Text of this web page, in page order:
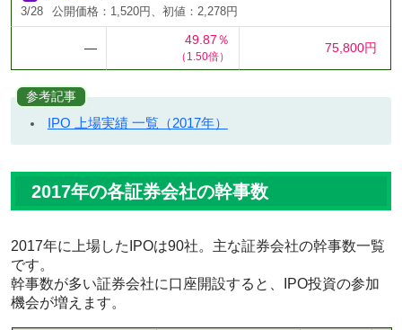
3/28 公開価格：1,520円、初値：2,278円
―
49.87％
（1.50倍）
75,800円
参考記事
IPO 上場実績 一覧（2017年）
2017年の各証券会社の幹事数
2017年に上場したIPOは90社。主な証券会社の幹事数一覧
です。
幹事数が多い証券会社に口座開設すると、IPO投資の参加
機会が増えます。